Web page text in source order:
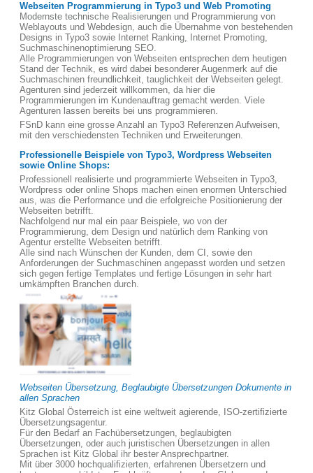
Webseiten Programmierung in Typo3 und Web Promoting
Modernste technische Realisierungen und Programmierung von
Weblayouts und Webdesign, auch die Übernahme von bestehenden
Designs in Typo3 sowie Internet Ranking, Internet Promoting,
Suchmaschinenoptimierung SEO.
Alle Programmierungen von Webseiten entsprechen dem heutigen
Stand der Technik, es wird dabei besonderer Augenmerk auf die
Suchmaschinen freundlichkeit, tauglichkeit der Webseiten gelegt.
Agenturen sind jederzeit willkommen, da hier die
Programmierungen im Kundenauftrag gemacht werden. Viele
Agenturen lassen bereits bei uns programmieren.
FSnD kann eine grosse Anzahl an Typo3 Referenzen Aufweisen,
mit den verschiedensten Techniken und Erweiterungen.
Professionelle Beispiele von Typo3, Wordpress Webseiten
sowie Online Shops:
Professionell realisierte und programmierte Webseiten in Typo3,
Wordpress oder online Shops machen einen enormen Unterschied
aus, was die Performance und die erfolgreiche Positionierung der
Webseiten betrifft.
Nachfolgend nur mal ein paar Beispiele, wo von der
Programmierung, dem Design und natürlich dem Ranking von
Agentur erstellte Webseiten betrifft.
Alle sind nach Wünschen der Kunden, dem CI, sowie den
Anforderungen der Suchmaschinen angepasst worden und setzen
sich gegen fertige Templates und fertige Lösungen in sehr hart
umkämpften Branchen durch.
Webseiten Übersetzung, Beglaubigte Übersetzungen Dokumente in
allen Sprachen
Kitz Global Österreich ist eine weltweit agierende, ISO-zertifizierte
Übersetzungsagentur.
Für den Bedarf an Fachübersetzungen, beglaubigten
Übersetzungen, oder auch juristischen Übersetzungen in allen
Sprachen ist Kitz Global ihr bester Ansprechpartner.
Mit über 3000 hochqualifizierten, erfahrenen Übersetzern und